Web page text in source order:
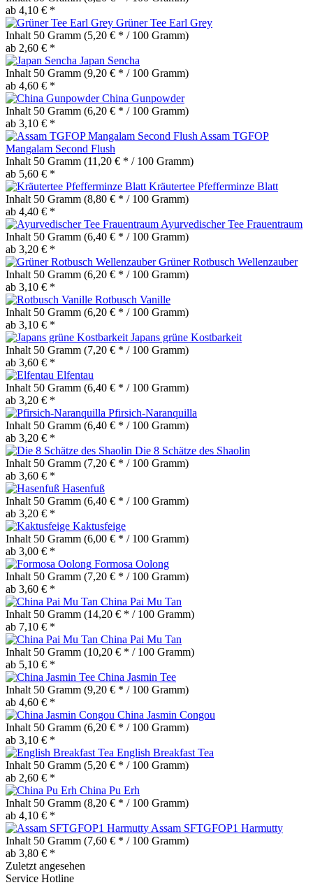
ab 4,10 € *
Grüner Tee Earl Grey
Inhalt 50 Gramm (5,20 € * / 100 Gramm)
ab 2,60 € *
Japan Sencha
Inhalt 50 Gramm (9,20 € * / 100 Gramm)
ab 4,60 € *
China Gunpowder
Inhalt 50 Gramm (6,20 € * / 100 Gramm)
ab 3,10 € *
Assam TGFOP
Mangalam Second Flush
Inhalt 50 Gramm (11,20 € * / 100 Gramm)
ab 5,60 € *
Kräutertee Pfefferminze Blatt
Inhalt 50 Gramm (8,80 € * / 100 Gramm)
ab 4,40 € *
Ayurvedischer Tee Frauentraum
Inhalt 50 Gramm (6,40 € * / 100 Gramm)
ab 3,20 € *
Grüner Rotbusch Wellenzauber
Inhalt 50 Gramm (6,20 € * / 100 Gramm)
ab 3,10 € *
Rotbusch Vanille
Inhalt 50 Gramm (6,20 € * / 100 Gramm)
ab 3,10 € *
Japans grüne Kostbarkeit
Inhalt 50 Gramm (7,20 € * / 100 Gramm)
ab 3,60 € *
Elfentau
Inhalt 50 Gramm (6,40 € * / 100 Gramm)
ab 3,20 € *
Pfirsich-Naranquilla
Inhalt 50 Gramm (6,40 € * / 100 Gramm)
ab 3,20 € *
Die 8 Schätze des Shaolin
Inhalt 50 Gramm (7,20 € * / 100 Gramm)
ab 3,60 € *
Hasenfuß
Inhalt 50 Gramm (6,40 € * / 100 Gramm)
ab 3,20 € *
Kaktusfeige
Inhalt 50 Gramm (6,00 € * / 100 Gramm)
ab 3,00 € *
Formosa Oolong
Inhalt 50 Gramm (7,20 € * / 100 Gramm)
ab 3,60 € *
China Pai Mu Tan
Inhalt 50 Gramm (14,20 € * / 100 Gramm)
ab 7,10 € *
China Pai Mu Tan
Inhalt 50 Gramm (10,20 € * / 100 Gramm)
ab 5,10 € *
China Jasmin Tee
Inhalt 50 Gramm (9,20 € * / 100 Gramm)
ab 4,60 € *
China Jasmin Congou
Inhalt 50 Gramm (6,20 € * / 100 Gramm)
ab 3,10 € *
English Breakfast Tea
Inhalt 50 Gramm (5,20 € * / 100 Gramm)
ab 2,60 € *
China Pu Erh
Inhalt 50 Gramm (8,20 € * / 100 Gramm)
ab 4,10 € *
Assam SFTGFOP1 Harmutty
Inhalt 50 Gramm (7,60 € * / 100 Gramm)
ab 3,80 € *
Zuletzt angesehen
Service Hotline